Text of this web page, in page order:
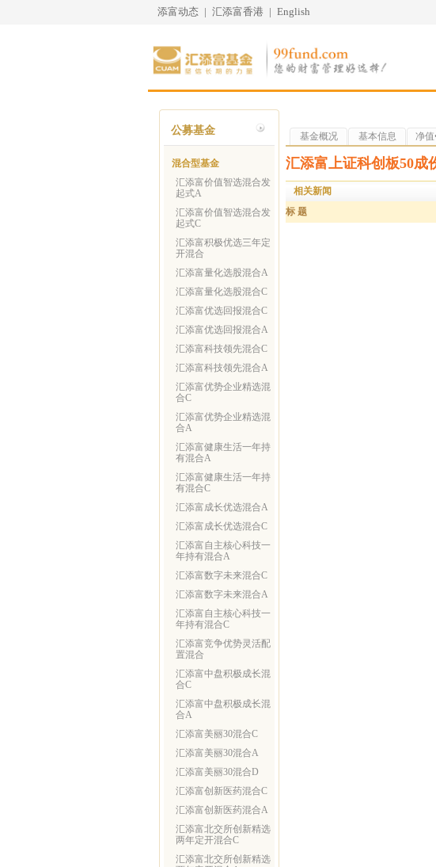
添富动态 | 汇添富香港 | English
公募基金
混合型基金
汇添富价值智选混合发
起式A
汇添富价值智选混合发
起式C
汇添富积极优选三年定
开混合
汇添富量化选股混合A
汇添富量化选股混合C
汇添富优选回报混合C
汇添富优选回报混合A
汇添富科技领先混合C
汇添富科技领先混合A
汇添富优势企业精选混
合C
汇添富优势企业精选混
合A
汇添富健康生活一年持
有混合A
汇添富健康生活一年持
有混合C
汇添富成长优选混合A
汇添富成长优选混合C
汇添富自主核心科技一
年持有混合A
汇添富数字未来混合C
汇添富数字未来混合A
汇添富自主核心科技一
年持有混合C
汇添富竞争优势灵活配
置混合
汇添富中盘积极成长混
合C
汇添富中盘积极成长混
合A
汇添富美丽30混合C
汇添富美丽30混合A
汇添富美丽30混合D
汇添富创新医药混合C
汇添富创新医药混合A
汇添富北交所创新精选
两年定开混合C
汇添富北交所创新精选
基金概况 基本信息 净值
汇添富上证科创板50成
相关新闻
标 题